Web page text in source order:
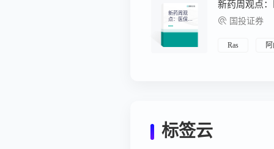
新药周观
点：医保局
积极推进目
录药品进
国投证券
Ras
标签云